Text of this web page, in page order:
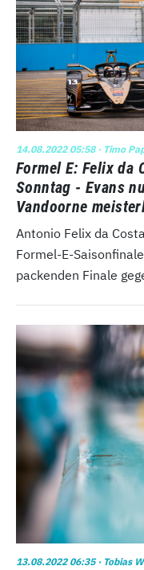
14.08.2022 05:58· Timo
Formel E: Felix da
Sonntag - Evans
Vandoorne
Antonio Felix da
Formel-E-
packenden Finale
13.08.2022 06:35· Tobias